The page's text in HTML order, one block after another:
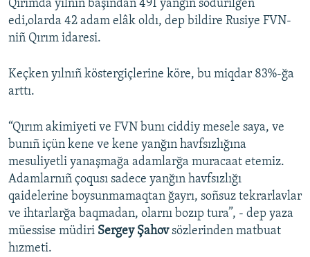
İNSAN AQLARI
VİDEO
BLOGLAR
Русский
Українською
QOŞULIÑIZ!
Qırımda yılnıñ başından 491 yanğın södürilgen
edi,olarda 42 adam elâk oldı, dep bildire Rusiye FVN-
niñ Qırım idaresi.
Keçken yılnıñ köstergiçlerine köre, bu miqdar 83%-ğa
arttı.
“Qırım akimiyeti ve FVN bunı ciddiy mesele saya, ve
bunıñ içün kene ve kene yanğın havfsızlığına
mesuliyetli yanaşmağa adamlarğa muracaat etemiz.
Adamlarnıñ çoqusı sadece yanğın havfsızlığı
qaidelerine boysunmamaqtan ğayrı, soñsuz tekrarlavlar
ve ihtarlarğa baqmadan, olarnı bozıp tura”, - dep yaza
müessise müdiri Sergey Şahovsözlerinden matbuat
hızmeti.